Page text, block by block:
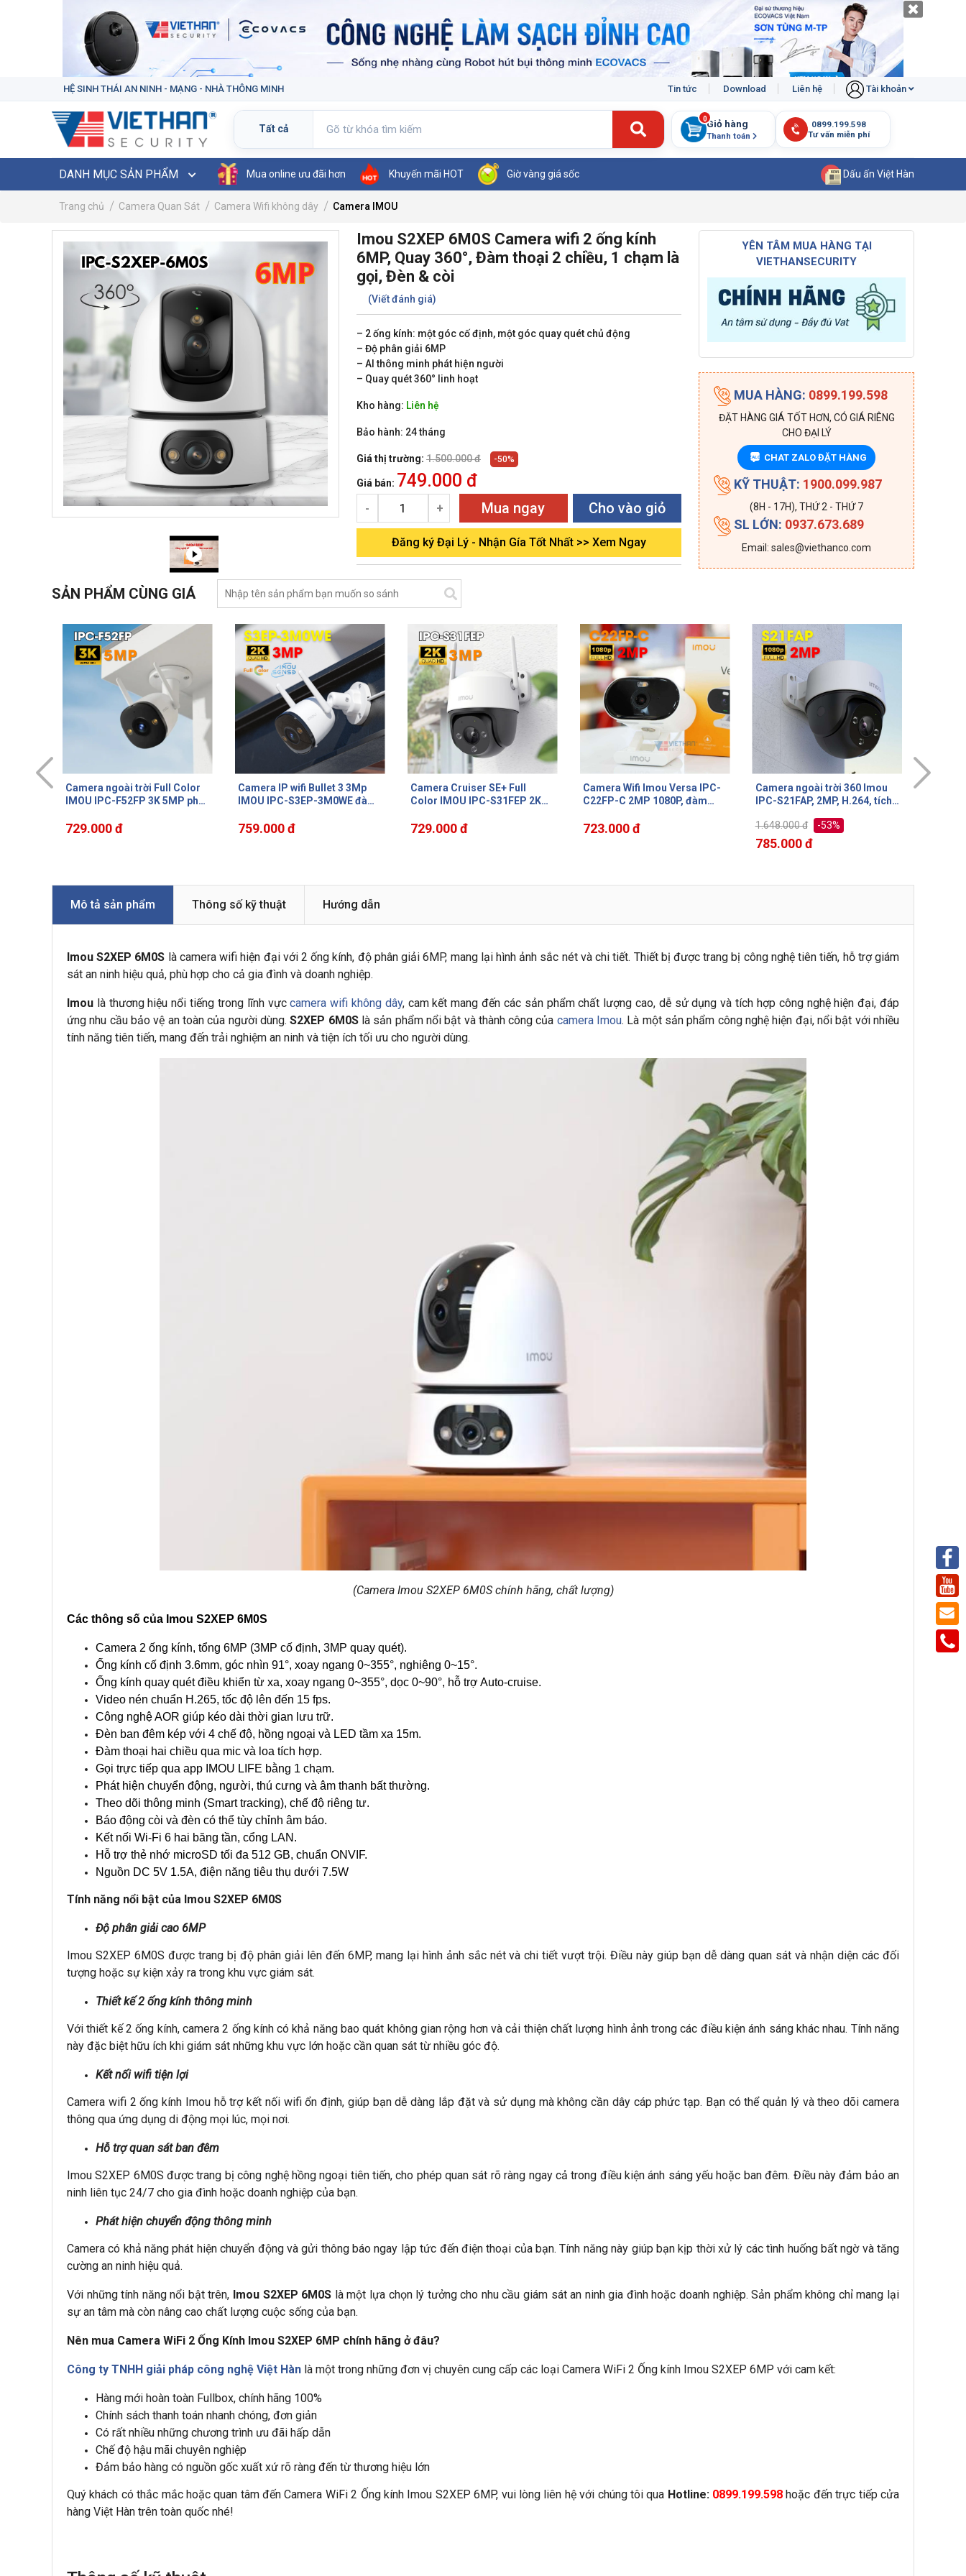
HỆ SINH THÁI AN NINH - MẠNG - NHÀ THÔNG MINH Tin tức Download Liên hệ Tài khoản
Giỏ hàng
Thanh toán
0
DANH MỤC SẢN PHẨM Mua online ưu đãi hơn Khuyến mãi HOT Giờ vàng giá sốc Dấu ấn Việt Hàn
Trang chủ Camera Quan Sát Camera Wifi không dây Camera IMOU
Imou S2XEP 6M0S Camera wifi 2 ống kính
6MP, Quay 360°, Đàm thoại 2 chiều, 1 chạm là
gọi, Đèn & còi
(Viết đánh giá)
– 2 ống kính: một góc cố định, một góc quay quét chủ động
– Độ phân giải 6MP
– AI thông minh phát hiện người
– Quay quét 360° linh hoạt
Kho hàng: Liên hệ
Bảo hành: 24 tháng
Giá thị trường: 1.500.000 đ -50%
Giá bán: 749.000 đ
- + Mua ngay Cho vào giỏ
Đăng ký Đại Lý - Nhận Gía Tốt Nhất >> Xem Ngay
YÊN TÂM MUA HÀNG TẠI
VIETHANSECURITY
MUA HÀNG: 0899.199.598
ĐẶT HÀNG GIÁ TỐT HƠN, CÓ GIÁ RIÊNG
CHO ĐẠI LÝ
ZALO CHAT ZALO ĐẶT HÀNG
KỸ THUẬT: 1900.099.987
(8H - 17H), THỨ 2 - THỨ 7
SL LỚN: 0937.673.689
Email: sales@viethanco.com
SẢN PHẨM CÙNG GIÁ
Camera IP wifi Bullet 3 3Mp
IMOU IPC-S3EP-3M0WE đàm
động bằng còi hú 110dB
759.000 đ
Camera Cruiser SE+ Full
Color IMOU IPC-S31FEP 2K
30m, đèn còi báo động, đàm
729.000 đ
Camera Wifi Imou Versa IPC-
C22FP-C 2MP 1080P, đàm
người, tích hợp còi báo động
723.000 đ
Camera ngoài trời 360 Imou
IPC-S21FAP, 2MP, H.264, tích
1.648.000 đ
Camera wifi ngoài trời Imou
IPC-S21FP, H.264, 2MP, tích
2.014.000 đ
-63%
747.000 đ
Mô tả sản phẩm Thông số kỹ thuật Hướng dẫn
Imou S2XEP 6M0S là camera wifi hiện đại với 2 ống kính, độ phân giải 6MP, mang lại hình ảnh sắc nét và chi tiết. Thiết bị được trang bị công nghệ tiên tiến, hỗ trợ giám
sát an ninh hiệu quả, phù hợp cho cả gia đình và doanh nghiệp.
Imou là thương hiệu nổi tiếng trong lĩnh vựccamera wifi không dây, cam kết mang đến các sản phẩm chất lượng cao, dễ sử dụng và tích hợp công nghệ hiện đại, đáp
ứng nhu cầu bảo vệ an toàn của người dùng.S2XEP 6M0Slà sản phẩm nổi bật và thành công của camera Imou. Là một sản phẩm công nghệ hiện đại, nổi bật với nhiều
tính năng tiên tiến, mang đến trải nghiệm an ninh và tiện ích tối ưu cho người dùng.
(Camera Imou S2XEP 6M0S chính hãng, chất lượng)
Các thông số của Imou S2XEP 6M0S
Camera 2 ống kính, tổng 6MP (3MP cố định, 3MP quay quét).
Ống kính cố định 3.6mm, góc nhìn 91°, xoay ngang 0~355°, nghiêng 0~15°.
Ống kính quay quét điều khiển từ xa, xoay ngang 0~355°, dọc 0~90°, hỗ trợ Auto-cruise.
Video nén chuẩn H.265, tốc độ lên đến 15 fps.
Công nghệ AOR giúp kéo dài thời gian lưu trữ.
Đèn ban đêm kép với 4 chế độ, hồng ngoại và LED tầm xa 15m.
Đàm thoại hai chiều qua mic và loa tích hợp.
Gọi trực tiếp qua app IMOU LIFE bằng 1 chạm.
Phát hiện chuyển động, người, thú cưng và âm thanh bất thường.
Theo dõi thông minh (Smart tracking), chế độ riêng tư.
Báo động còi và đèn có thể tùy chỉnh âm báo.
Kết nối Wi-Fi 6 hai băng tần, cổng LAN.
Hỗ trợ thẻ nhớ microSD tối đa 512 GB, chuẩn ONVIF.
Nguồn DC 5V 1.5A, điện năng tiêu thụ dưới 7.5W
Tính năng nổi bật của Imou S2XEP 6M0S
Độ phân giải cao 6MP
Imou S2XEP 6M0S được trang bị độ phân giải lên đến 6MP, mang lại hình ảnh sắc nét và chi tiết vượt trội. Điều này giúp bạn dễ dàng quan sát và nhận diện các đối
tượng hoặc sự kiện xảy ra trong khu vực giám sát.
Thiết kế 2 ống kính thông minh
Với thiết kế 2 ống kính, camera 2 ống kính có khả năng bao quát không gian rộng hơn và cải thiện chất lượng hình ảnh trong các điều kiện ánh sáng khác nhau. Tính năng
này đặc biệt hữu ích khi giám sát những khu vực lớn hoặc cần quan sát từ nhiều góc độ.
Kết nối wifi tiện lợi
Camera wifi 2 ống kính Imou hỗ trợ kết nối wifi ổn định, giúp bạn dễ dàng lắp đặt và sử dụng mà không cần dây cáp phức tạp. Bạn có thể quản lý và theo dõi camera
thông qua ứng dụng di động mọi lúc, mọi nơi.
Hỗ trợ quan sát ban đêm
Imou S2XEP 6M0S được trang bị công nghệ hồng ngoại tiên tiến, cho phép quan sát rõ ràng ngay cả trong điều kiện ánh sáng yếu hoặc ban đêm. Điều này đảm bảo an
ninh liên tục 24/7 cho gia đình hoặc doanh nghiệp của bạn.
Phát hiện chuyển động thông minh
Camera có khả năng phát hiện chuyển động và gửi thông báo ngay lập tức đến điện thoại của bạn. Tính năng này giúp bạn kịp thời xử lý các tình huống bất ngờ và tăng
cường an ninh hiệu quả.
Với những tính năng nổi bật trên, Imou S2XEP 6M0S là một lựa chọn lý tưởng cho nhu cầu giám sát an ninh gia đình hoặc doanh nghiệp. Sản phẩm không chỉ mang lại
sự an tâm mà còn nâng cao chất lượng cuộc sống của bạn.
Nên mua Camera WiFi 2 Ống Kính Imou S2XEP 6MP chính hãng ở đâu?
Công ty TNHH giải pháp công nghệ Việt Hàn là một trong những đơn vị chuyên cung cấp các loại Camera WiFi 2 Ống kính Imou S2XEP 6MP với cam kết:
Hàng mới hoàn toàn Fullbox, chính hãng 100%
Chính sách thanh toán nhanh chóng, đơn giản
Có rất nhiều những chương trình ưu đãi hấp dẫn
Chế độ hậu mãi chuyên nghiệp
Đảm bảo hàng có nguồn gốc xuất xứ rõ ràng đến từ thương hiệu lớn
Quý khách có thắc mắc hoặc quan tâm đến Camera WiFi 2 Ống kính Imou S2XEP 6MP, vui lòng liên hệ với chúng tôi qua Hotline: 0899.199.598 hoặc đến trực tiếp cửa
hàng Việt Hàn trên toàn quốc nhé!